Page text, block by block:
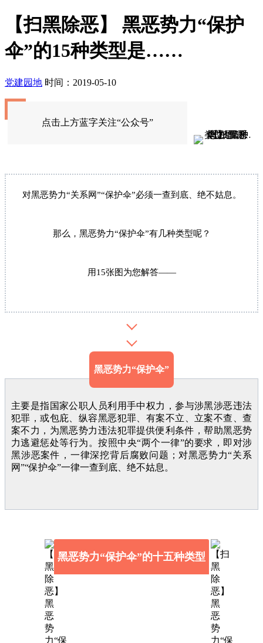
【扫黑除恶】 黑恶势力“保护
伞”的15种类型是……
党建园地 时间：2019-05-10
点击上方蓝字关注“公众号”
对黑恶势力“关系网”“保护伞”必须一查到底、绝不姑息。
那么，黑恶势力“保护伞”有几种类型呢？
用15张图为您解答——
黑恶势力“保护伞”
主要是指国家公职人员利用手中权力，参与涉黑涉恶违法
犯罪，或包庇、纵容黑恶犯罪、有案不立、立案不查、查
案不力，为黑恶势力违法犯罪提供便利条件，帮助黑恶势
力逃避惩处等行为。按照中央“两个一律”的要求，即对涉
黑涉恶案件，一律深挖背后腐败问题；对黑恶势力“关系
网”“保护伞”一律一查到底、绝不姑息。‍
黑恶势力“保护伞”的十五种类型